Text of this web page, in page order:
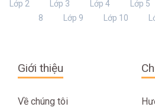
Lớp 2 Lớp 3 Lớp 4 Lớp 5
8
Lớp 9 Lớp 10
Giới thiệu
Về chúng tôi